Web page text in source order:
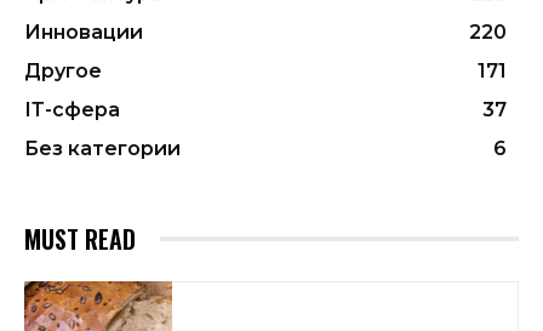
Инновации
220
Другое
171
ІТ-сфера
37
Без категории
6
MUST READ